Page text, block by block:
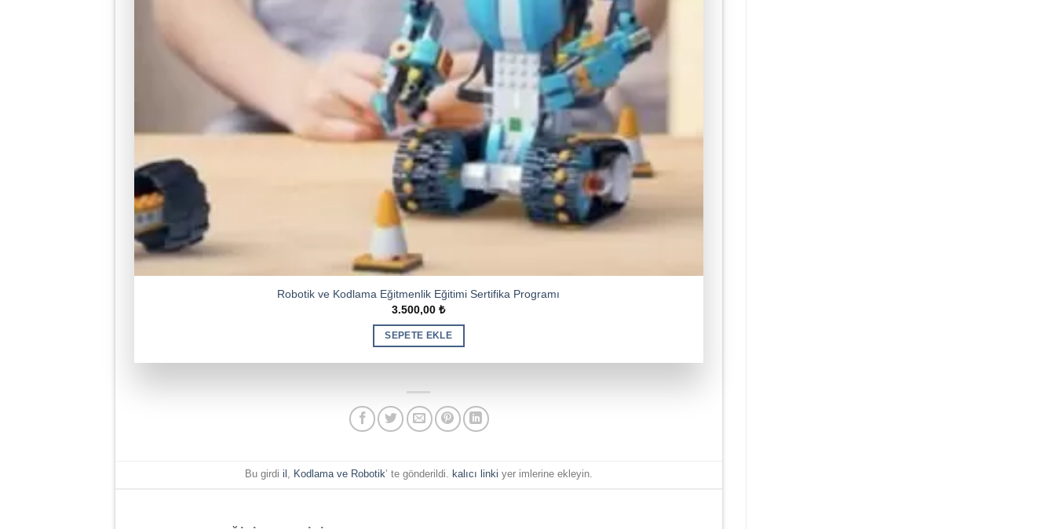
Robotik ve Kodlama Eğitmenlik Eğitimi Sertifika Programı
3.500,00₺
SEPETE EKLE
Bu girdi il , Kodlama ve Robotik’ te gönderildi. kalıcı linki yer imlerine ekleyin.